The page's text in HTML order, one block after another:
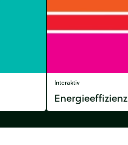
Interaktiv
Energieeffizienz